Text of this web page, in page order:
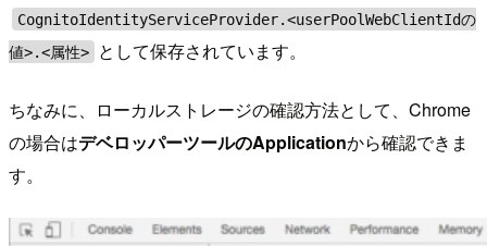
CognitoIdentityServiceProvider.<userPoolWebClientIdの
値>.<属性>
として保存されています。
ちなみに、ローカルストレージの確認方法として、Chrome
の場合はデベロッパーツールのApplicationから確認できま
す。